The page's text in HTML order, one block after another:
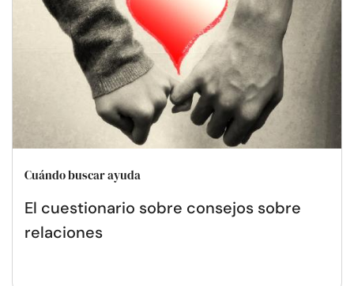
Cuándo buscar ayuda
El cuestionario sobre consejos sobre
relaciones